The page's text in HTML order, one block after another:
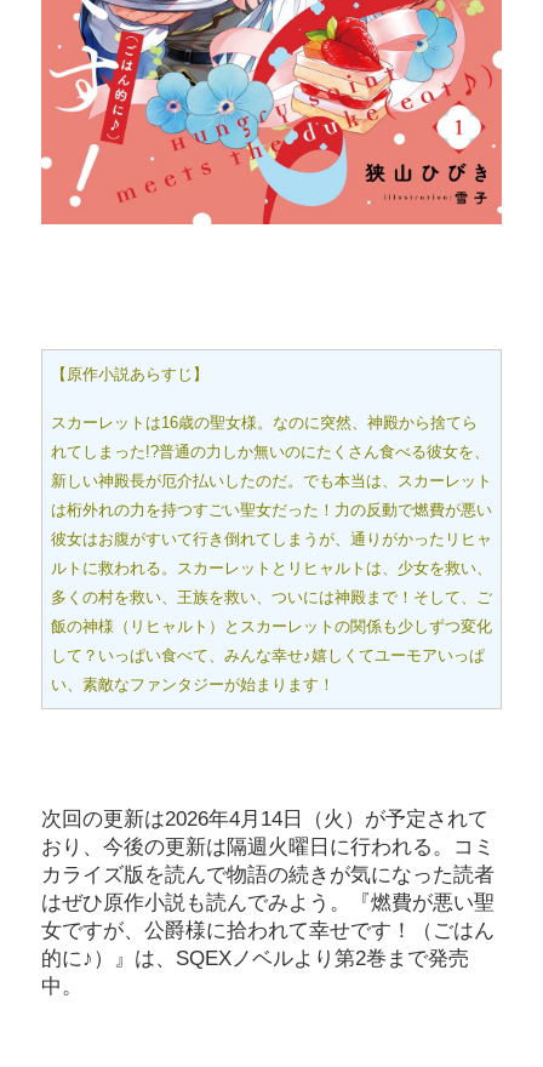
【原作小説あらすじ】
スカーレットは16歳の聖女様。なのに突然、神殿から捨てら
れてしまった!?普通の力しか無いのにたくさん食べる彼女を、
新しい神殿長が厄介払いしたのだ。でも本当は、スカーレット
は桁外れの力を持つすごい聖女だった！力の反動で燃費が悪い
彼女はお腹がすいて行き倒れてしまうが、通りがかったリヒャ
ルトに救われる。スカーレットとリヒャルトは、少女を救い、
多くの村を救い、王族を救い、ついには神殿まで！そして、ご
飯の神様（リヒャルト）とスカーレットの関係も少しずつ変化
して？いっぱい食べて、みんな幸せ♪嬉しくてユーモアいっぱ
い、素敵なファンタジーが始まります！
次回の更新は2026年4月14日（火）が予定されて
おり、今後の更新は隔週火曜日に行われる。コミ
カライズ版を読んで物語の続きが気になった読者
はぜひ原作小説も読んでみよう。『燃費が悪い聖
女ですが、公爵様に拾われて幸せです！（ごはん
的に♪）』は、SQEXノベルより第2巻まで発売
中。